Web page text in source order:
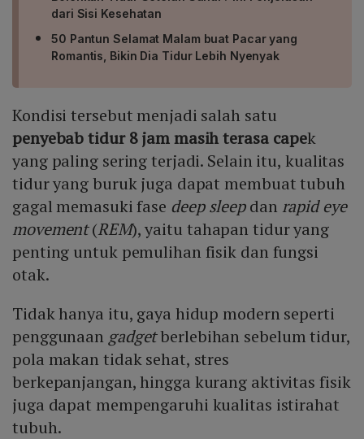
dari Sisi Kesehatan
50 Pantun Selamat Malam buat Pacar yang
Romantis, Bikin Dia Tidur Lebih Nyenyak
Kondisi tersebut menjadi salah satu
penyebab tidur 8 jam masih terasa capek
yang paling sering terjadi. Selain itu, kualitas
tidur yang buruk juga dapat membuat tubuh
gagal memasuki fase deep sleepdan rapid eye
movement(REM), yaitu tahapan tidur yang
penting untuk pemulihan fisik dan fungsi
otak.
Tidak hanya itu, gaya hidup modern seperti
penggunaan gadgetberlebihan sebelum tidur,
pola makan tidak sehat, stres
berkepanjangan, hingga kurang aktivitas fisik
juga dapat mempengaruhi kualitas istirahat
tubuh.